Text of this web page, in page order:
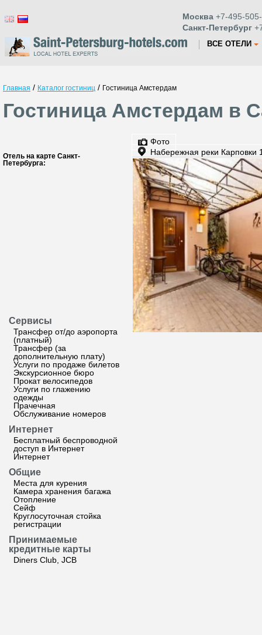
Москва +7-495-
Санкт-Петербург
ВСЕ ОТЕЛИ
Главная / Каталог гостиниц / Гостиница Амстердам
Гостиница Амстердам в
Отель на карте Санкт-
Петербурга:
Сервисы
Трансфер от/до аэропорта
(платный)
Трансфер (за
дополнительную плату)
Услуги по продаже билетов
Экскурсионное бюро
Прокат велосипедов
Услуги по глажению
одежды
Прачечная
Обслуживание номеров
Интернет
Бесплатный беспроводной
доступ в Интернет
Интернет
Общие
Места для курения
Камера хранения багажа
Отопление
Сейф
Круглосуточная стойка
регистрации
Принимаемые
кредитные карты
Diners Club, JCB
Фото
Набережная реки Карповки